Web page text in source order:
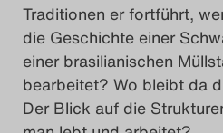
Traditionen er fortführt,
die Geschichte einer
einer brasilianischen
bearbeitet? Wo bleibt da
Der Blick auf die